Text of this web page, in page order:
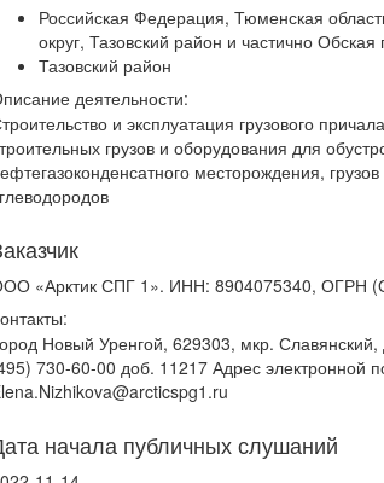
Российская Федерация, Тюменская
округ, Тазовский район и частично Обская
Тазовский район
деятельности:
и эксплуатация грузового
грузов и оборудования для
месторождения,
«Арктик СПГ 1». ИНН: 8904075340, ОГРН
Новый Уренгой, 629303, мкр.
730-60-00 доб. 11217 Адрес электронной
начала публичных слушаний